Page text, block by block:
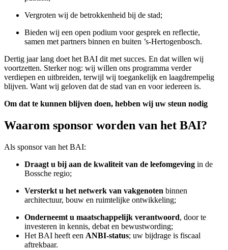
Vergroten wij de betrokkenheid bij de stad;
Bieden wij een open podium voor gesprek en reflectie,
samen met partners binnen en buiten ’s-Hertogenbosch.
Dertig jaar lang doet het BAI dit met succes. En dat willen wij
voortzetten. Sterker nog: wij willen ons programma verder
verdiepen en uitbreiden, terwijl wij toegankelijk en laagdrempelig
blijven. Want wij geloven dat de stad van en voor iedereen is.
Om dat te kunnen blijven doen, hebben wij uw steun nodig
Waarom sponsor worden van het BAI?
Als sponsor van het BAI:
Draagt u bij aan de kwaliteit van de leefomgeving in de
Bossche regio;
Versterkt u het netwerk van vakgenoten binnen
architectuur, bouw en ruimtelijke ontwikkeling;
Onderneemt u maatschappelijk verantwoord, door te
investeren in kennis, debat en bewustwording;
Het BAI heeft een ANBI-status; uw bijdrage is fiscaal
aftrekbaar.